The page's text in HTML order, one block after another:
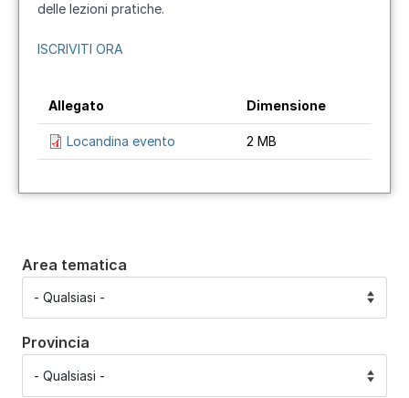
delle lezioni pratiche.
ISCRIVITI ORA
Allegato Dimensione
Locandina evento 2 MB
Area tematica
Provincia